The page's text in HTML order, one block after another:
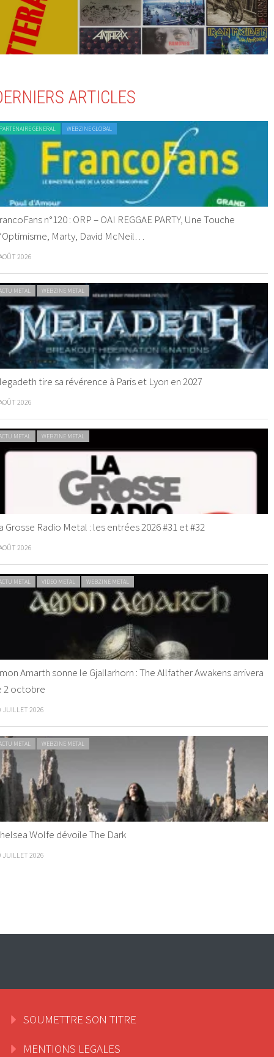
ARTICLES
GENERAL WEBZINE GLOBAL
n°120 : ORP – OAI REGGAE PARTY, Une Touche
Marty, David McNeil…
2026
METAL WEBZINE METAL
tire sa révérence à Paris et Lyon en 2027
2026
METAL WEBZINE METAL
Grosse Radio Metal : les entrées 2026 #31 et #32
2026
METAL VIDEO METAL WEBZINE METAL
Amarth sonne le Gjallarhorn : The Allfather Awakens arrivera
2 octobre
JUILLET 2026
METAL WEBZINE METAL
Wolfe dévoile The Dark
JUILLET 2026
SOUMETTRE SON TITRE
MENTIONS LEGALES